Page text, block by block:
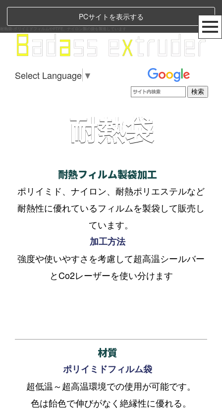
PCサイトを表示する
Select Language ▼
耐熱袋
耐熱フィルム製袋加工
ポリイミド、ナイロン、耐熱ポリエステルなど
耐熱性に優れているフィルムを製袋して販売し
ています。
加工方法
強度や使いやすさを考慮して超高温シールバー
とCo2レーザーを使い分けます
材質
ポリイミドフィルム袋
超低温～超高温環境での使用が可能です。
色は飴色で伸びがなく絶縁性に優れる。